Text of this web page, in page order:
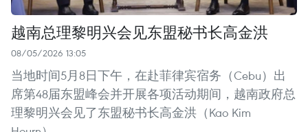
越南总理黎明兴会见东盟秘书长高金洪
08/05/2026 13:05
当地时间5月8日下午，在赴菲律宾宿务（Cebu）出
席第48届东盟峰会并开展各项活动期间，越南政府总
理黎明兴会见了东盟秘书长高金洪（Kao Kim